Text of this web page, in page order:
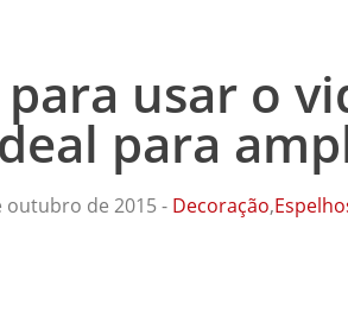
usar o
para
outubro de 2015 - Decoração,